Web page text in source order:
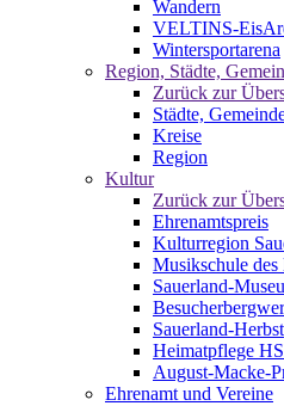
Wandern
VELTINS-
Wintersportarena
Region, Städte,
Zurück zur
Städte,
Kreise
Region
Kultur
Zurück zur
Ehrenamtspreis
Kulturregion
Musikschule des
Sauerland-
Sauerland-Herbst
Heimatpflege
August-Macke-
Ehrenamt und Vereine